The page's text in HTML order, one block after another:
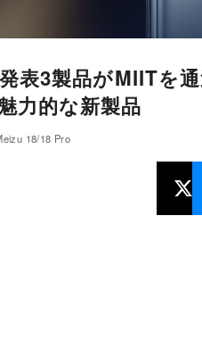
表3製品がMIITを
力的な新製品
18/18 Pro